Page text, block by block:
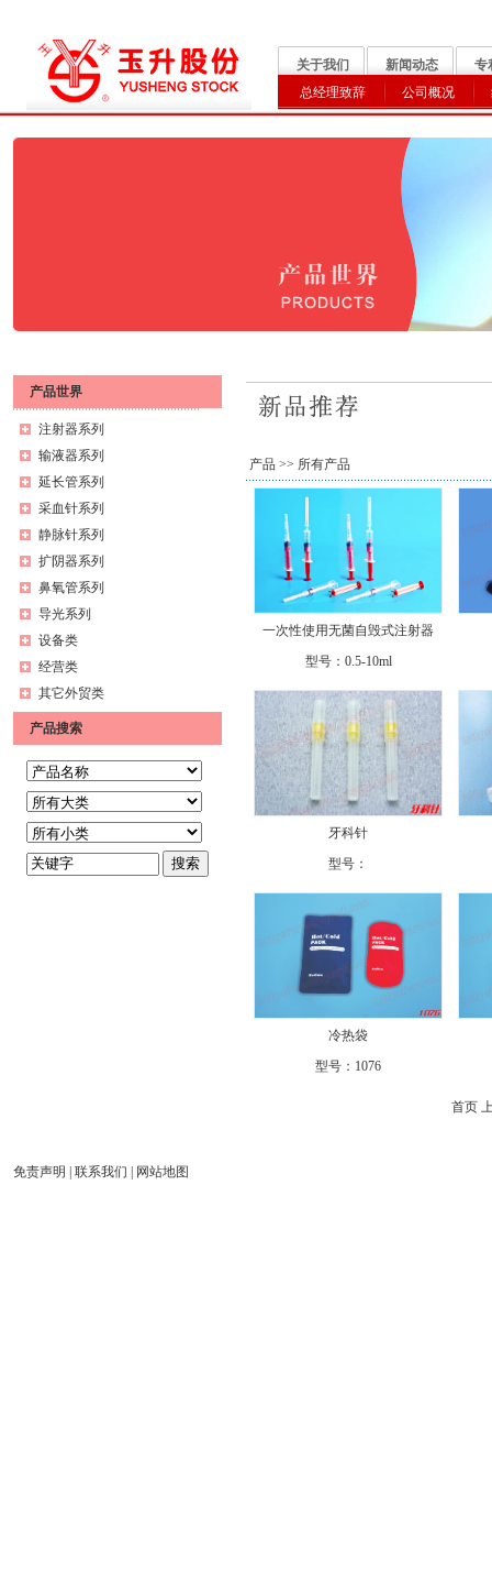
关于我们 新闻动态
专
总经理致辞
公司概况
产品世界
注射器系列
输液器系列
延长管系列
采血针系列
静脉针系列
扩阴器系列
鼻氧管系列
导光系列
设备类
经营类
其它外贸类
产品搜索
产品 >> 所有产品
一次性使用无菌自毁式注射器
型号： 0.5-10ml
牙科针
型号：
冷热袋
型号： 1076
首页
免责声明 联系我们 网站地图